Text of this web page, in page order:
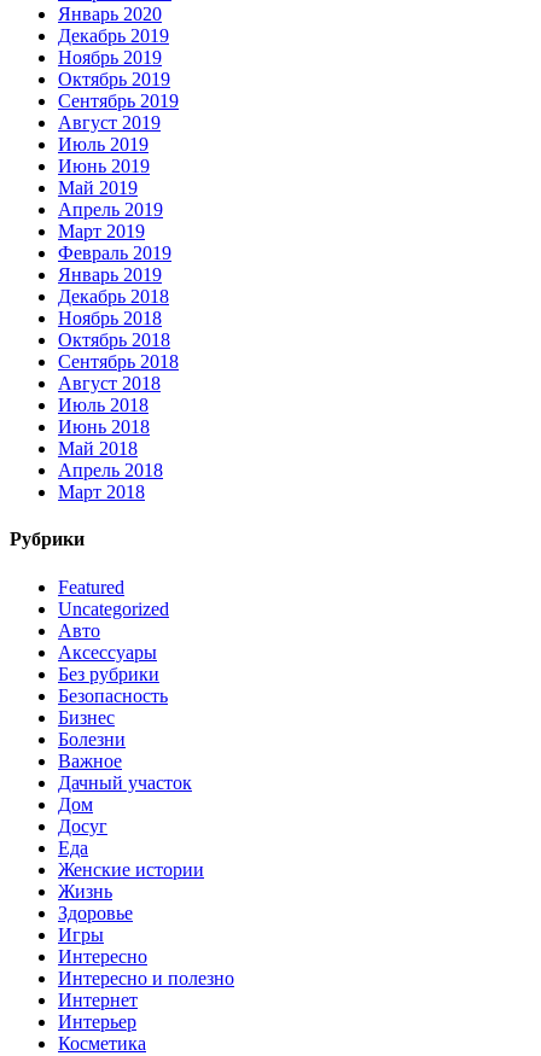
Январь 2020
Декабрь 2019
Ноябрь 2019
Октябрь 2019
Сентябрь 2019
Август 2019
Июль 2019
Июнь 2019
Май 2019
Апрель 2019
Март 2019
Февраль 2019
Январь 2019
Декабрь 2018
Ноябрь 2018
Октябрь 2018
Сентябрь 2018
Август 2018
Июль 2018
Июнь 2018
Май 2018
Апрель 2018
Март 2018
Рубрики
Featured
Uncategorized
Авто
Аксессуары
Без рубрики
Безопасность
Бизнес
Болезни
Важное
Дачный участок
Дом
Досуг
Еда
Женские истории
Жизнь
Здоровье
Игры
Интересно
Интересно и полезно
Интернет
Интерьер
Косметика